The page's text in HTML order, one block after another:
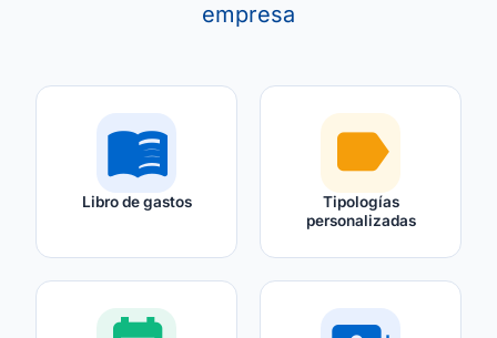
empresa
menu_book
Libro de gastos
label
Tipologías
personalizadas